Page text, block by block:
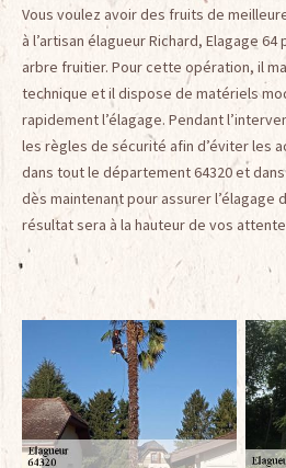
Vous voulez avoir des fruits de
à l’artisan élagueur Richard, Elagage
arbre fruitier. Pour cette opération, il
technique et il dispose de matériels
rapidement l’élagage. Pendant
les règles de sécurité afin d’éviter les
dans tout le département 64320 et
dès maintenant pour assurer l’élagage
résultat sera à la hauteur de vos